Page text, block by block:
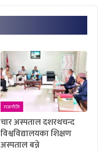
राजनीति
चार अस्पताल दशरथचन्द
विश्वविद्यालयका शिक्षण
अस्पताल बन्ने